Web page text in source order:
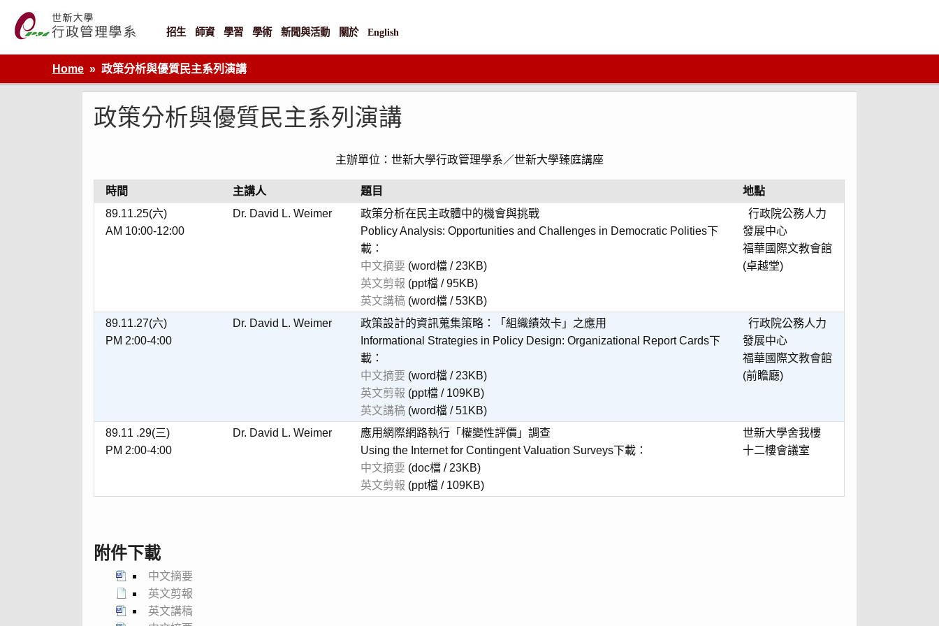
content
世新大學行政管理學系網站
招生 師資 學習 學術 新聞與活動 關於 English
Home 政策分析與優質民主系列演講
政策分析與優質民主系列演講
主辦單位：世新大學行政管理學系／世新大學臻庭講座
時間 主講人 題目
地點
89.11.25(六)
AM 10:00-12:00
Dr. David L. Weimer
政策分析在民主政體中的機會與挑戰
Poblicy Analysis: Opportunities and Challenges in Democratic Polities下
載：
中文摘要 (word檔 / 23KB)
英文剪報 (ppt檔 / 95KB)
英文講稿 (word檔 / 53KB)
行政院公務人力
發展中心
福華國際文教會館
(卓越堂)
89.11.27(六)
PM 2:00-4:00
Dr. David L. Weimer
政策設計的資訊蒐集策略：「組織績效卡」之應用
Informational Strategies in Policy Design: Organizational Report Cards下
載：
中文摘要 (word檔 / 23KB)
英文剪報 (ppt檔 / 109KB)
英文講稿 (word檔 / 51KB)
行政院公務人力
發展中心
福華國際文教會館
(前瞻廳)
89.11 .29(三)
PM 2:00-4:00
Dr. David L. Weimer
應用網際網路執行「權變性評價」調查
Using the Internet for Contingent Valuation Surveys下載：
中文摘要 (doc檔 / 23KB)
英文剪報 (ppt檔 / 109KB)
世新大學舍我樓
十二樓會議室
附件下載
中文摘要
英文剪報
英文講稿